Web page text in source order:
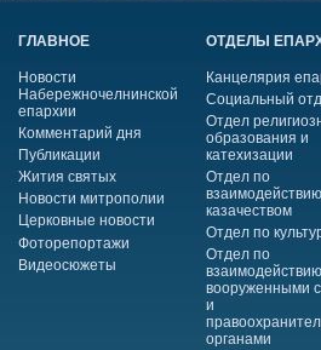
ГЛАВНОЕ
Новости
Набережночелнинской
епархии
Комментарий дня
Публикации
Жития святых
Новости митрополии
Церковные новости
Фоторепортажи
Видеосюжеты
ОТДЕЛЫ
Канцелярия
Социальный
Отдел
образования и
катехизации
Отдел по
казачеством
Отдел по
Отдел по
вооруженными
и
органами